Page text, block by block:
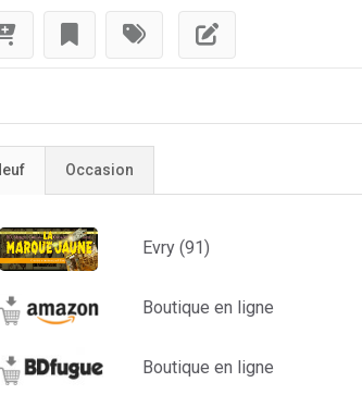
Occasion
Evry (91)
Boutique en ligne
Boutique en ligne